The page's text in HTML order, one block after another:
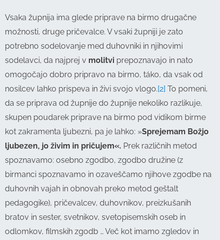
Vsaka župnija ima glede priprave na birmo drugačne
možnosti, druge pričevalce. V vsaki župniji je zato
potrebno sodelovanje med duhovniki in njihovimi
sodelavci, da najprej v molitvi prepoznavajo in nato
omogočajo dobro pripravo na birmo, táko, da vsak od
nosilcev lahko prispeva in živi svojo vlogo.[2] To pomeni,
da se priprava od župnije do župnije nekoliko razlikuje,
skupen poudarek priprave na birmo pod vidikom birme
kot zakramenta ljubezni, pa je lahko: »Sprejemam Božjo
ljubezen, jo živim in pričujem«. Prek različnih metod
spoznavamo: osebno zgodbo, zgodbo družine (z
birmanci spoznavamo in ozaveščamo njihove zgodbe na
duhovnih vajah in obnovah preko metod geštalt
pedagogike), pričevalcev, duhovnikov, preizkušanih
bratov in sester, svetnikov, svetopisemskih oseb in
odlomkov, filmskih zgodb … Več kot imamo zgledov in